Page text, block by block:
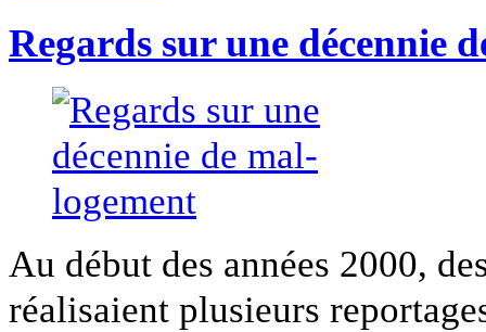
Regards sur une décennie
Au début des années 2000,
réalisaient plusieurs